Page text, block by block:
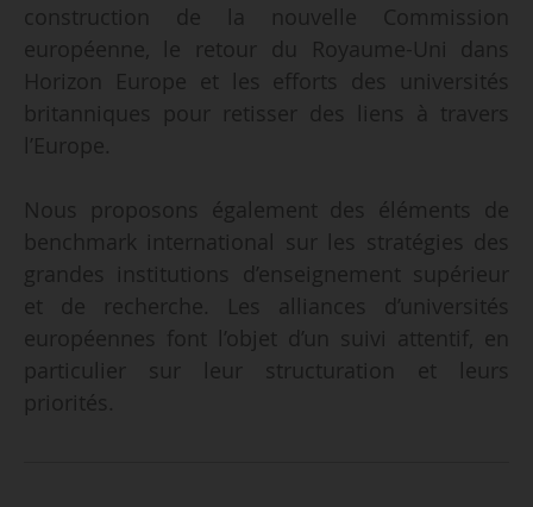
construction de la nouvelle Commission
européenne, le retour du Royaume-Uni dans
Horizon Europe et les efforts des universités
britanniques pour retisser des liens à travers
l’Europe.
Nous proposons également des éléments de
benchmark international sur les stratégies des
grandes institutions d’enseignement supérieur
et de recherche. Les alliances d’universités
européennes font l’objet d’un suivi attentif, en
particulier sur leur structuration et leurs
priorités.